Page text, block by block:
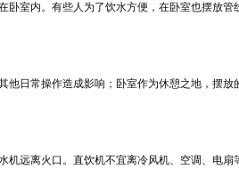
室内。有些人为了饮水方便，在卧室也摆放管
日常操作造成影响；卧室作为休憩之地，摆放
远离火口。直饮机不宜离冷风机、空调、电扇